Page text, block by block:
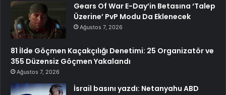
Gears Of War E-Day’in Betasına ‘Talep
Üzerine’ PvP Modu Da Eklenecek
Ağustos 7, 2026
81 İlde Göçmen Kaçakçılığı Denetimi: 25 Organizatör ve
355 Düzensiz Göçmen Yakalandı
Ağustos 7, 2026
İsrail basını yazdı: Netanyahu ABD